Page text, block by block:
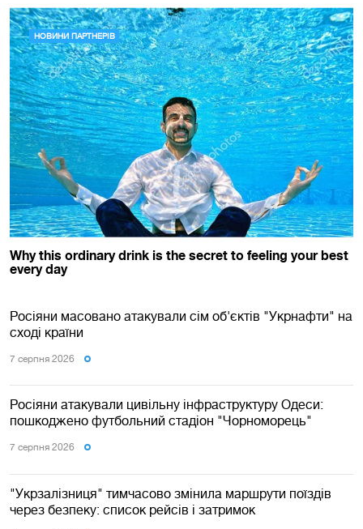
Росіяни масовано атакували сім об'єктів "Укрнафти" на
сході країни
7 серпня 2026
Росіяни атакували цивільну інфраструктуру Одеси:
пошкоджено футбольний стадіон "Чорноморець"
7 серпня 2026
"Укрзалізниця" тимчасово змінила маршрути поїздів
через безпеку: список рейсів і затримок